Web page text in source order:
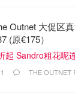
Outnet 大促区
(原€175）
起 Sandro粗花呢
1 THE OUTNET